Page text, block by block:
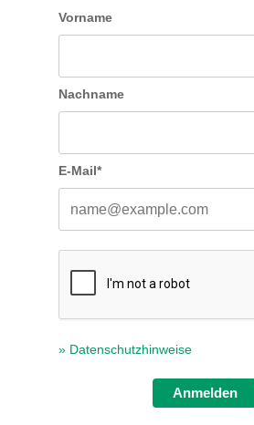
Vorname
Nachname
E-Mail*
» Datenschutzhinweise
Anmelden